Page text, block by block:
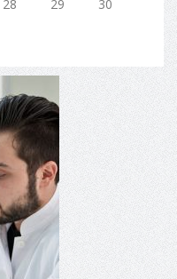
28 29
30